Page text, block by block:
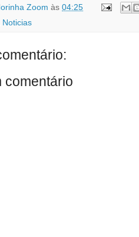
Zoom às 04:25
Noticias
comentário